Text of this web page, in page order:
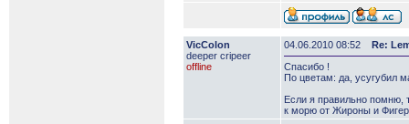
VicColon
deeper сripeer
offline
04.06.2010 08:52
Re:
Спасибо !
По цветам: да, усугубил
Если я правильно помню,
к морю от Жироны и